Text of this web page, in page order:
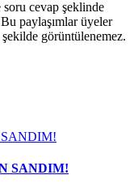
soru cevap şeklinde
paylaşımlar üyeler
görüntülenemez.
SANDIM!